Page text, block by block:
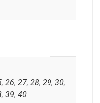
, 26, 27, 28, 29, 30,
, 39, 40